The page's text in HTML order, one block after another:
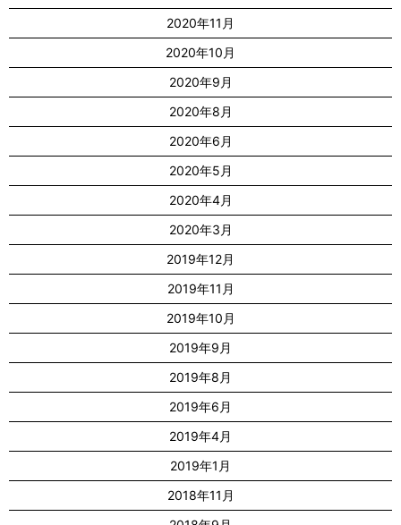
2020年11月
2020年10月
2020年9月
2020年8月
2020年6月
2020年5月
2020年4月
2020年3月
2019年12月
2019年11月
2019年10月
2019年9月
2019年8月
2019年6月
2019年4月
2019年1月
2018年11月